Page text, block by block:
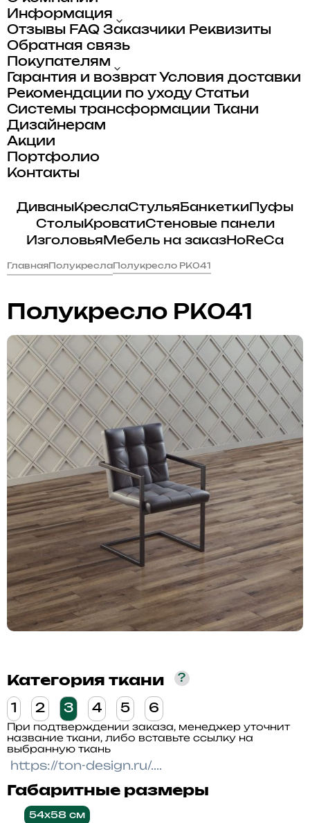
Информация
Отзывы FAQ Заказчики Реквизиты
Обратная связь
Покупателям
Гарантия и возврат Условия доставки
Рекомендации по уходу Статьи
Системы трансформации
Ткани
Дизайнерам
Акции
Портфолио
Контакты
ДиваныКреслаСтульяБанкеткиПуфы
СтолыКроватиСтеновые панели
Изголовья Мебель на заказHoReCa
ГлавнаяПолукреслаПолукресло PK041
Полукресло PK041
Категория ткани ?
1 2 3 4 5 6
При подтверждении заказа, менеджер уточнит
название ткани, либо вставьте ссылку на
выбранную ткань
Габаритные размеры
54x58 см